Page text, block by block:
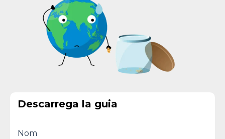
Descarrega la guia
Nom